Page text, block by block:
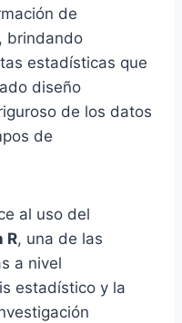
de
brindando
estadísticas que
diseño
de los datos
de
al uso del
R, una de las
a nivel
estadístico y la